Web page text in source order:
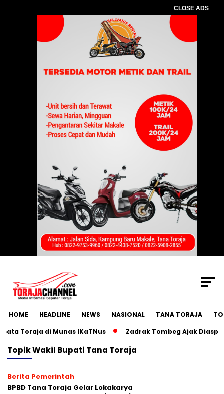
CLOSE ADS
HOME HEADLINE NEWS NASIONAL TANA TORAJA
Toraja di Munas IKaTNus
Zadrak Tombeg Ajak Diaspora
TopikWakil Bupati Tana Toraja
Berita Pemerintah
BPBD Tana Toraja Gelar Lokakarya